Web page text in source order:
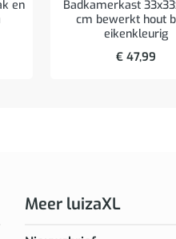
en
Badkamerkast
cm bewerkt hout
eikenkleurig
€ 47,99
Meer luizaXL